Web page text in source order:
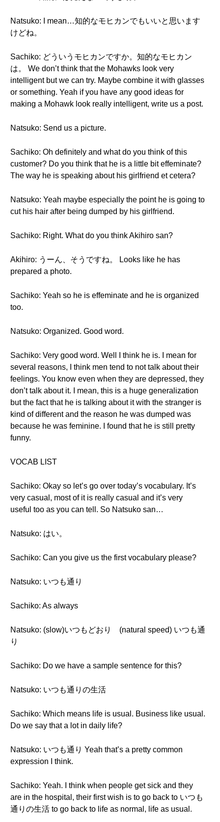
Natsuko: I mean…知的なモヒカンでもいいと思います
けどね。
Sachiko: どういうモヒカンですか。知的なモヒカン
は。 We don’t think that the Mohawks look very
intelligent but we can try. Maybe combine it with glasses
or something. Yeah if you have any good ideas for
making a Mohawk look really intelligent, write us a post.
Natsuko: Send us a picture.
Sachiko: Oh definitely and what do you think of this
customer? Do you think that he is a little bit effeminate?
The way he is speaking about his girlfriend et cetera?
Natsuko: Yeah maybe especially the point he is going to
cut his hair after being dumped by his girlfriend.
Sachiko: Right. What do you think Akihiro san?
Akihiro: うーん、そうですね。 Looks like he has
prepared a photo.
Sachiko: Yeah so he is effeminate and he is organized
too.
Natsuko: Organized. Good word.
Sachiko: Very good word. Well I think he is. I mean for
several reasons, I think men tend to not talk about their
feelings. You know even when they are depressed, they
don’t talk about it. I mean, this is a huge generalization
but the fact that he is talking about it with the stranger is
kind of different and the reason he was dumped was
because he was feminine. I found that he is still pretty
funny.
VOCAB LIST
Sachiko: Okay so let’s go over today’s vocabulary. It’s
very casual, most of it is really casual and it’s very
useful too as you can tell. So Natsuko san…
Natsuko: はい。
Sachiko: Can you give us the first vocabulary please?
Natsuko: いつも通り
Sachiko: As always
Natsuko: (slow)いつもどおり (natural speed) いつも通
り
Sachiko: Do we have a sample sentence for this?
Natsuko: いつも通りの生活
Sachiko: Which means life is usual. Business like usual.
Do we say that a lot in daily life?
Natsuko: いつも通り Yeah that’s a pretty common
expression I think.
Sachiko: Yeah. I think when people get sick and they
are in the hospital, their first wish is to go back to いつも
通りの生活 to go back to life as normal, life as usual.